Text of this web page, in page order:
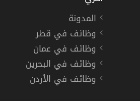
المدونة
وظائف في قطر
وظائف في عمان
وظائف في البحرين
وظائف في الأردن